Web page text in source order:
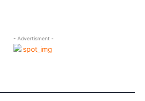
- Advertisment -